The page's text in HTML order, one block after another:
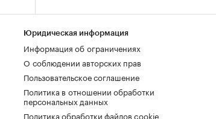
Юридическая информация
Информация об ограничениях
О соблюдении авторских прав
Пользовательское соглашение
Политика в отношении обработки
персональных данных
Политика обработки файлов cookie